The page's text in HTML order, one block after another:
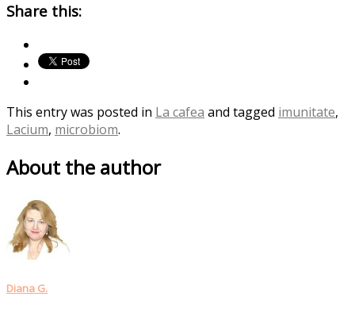
Share this:
This entry was posted in La cafea and tagged imunitate,
Lacium, microbiom.
About the author
Diana G.